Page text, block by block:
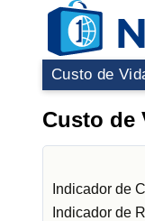
Custo de
Custo de
Indicador de
Indicador de